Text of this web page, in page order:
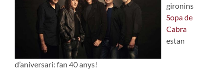
gironins
Sopa de
Cabra
estan
d’aniversari: fan 40 anys!